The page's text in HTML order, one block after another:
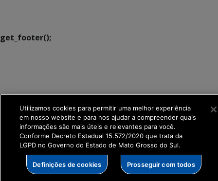
get_footer();
Utilizamos cookies para permitir uma melhor experiência
em nosso website e para nos ajudar a compreender quais
informações são mais úteis e relevantes para você.
Conforme Decreto Estadual 15.572/2020 que trata da
LGPD no Governo do Estado de Mato Grosso do Sul.
Definições de cookies Prosseguir com todos